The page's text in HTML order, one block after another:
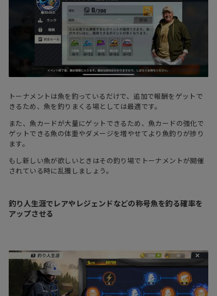
トーナメントは魚を釣っているだけで、追加で報酬をゲットで
きるため、魚を釣りまくる場としては最適です。
また、魚カードが大量にゲットできるため、魚カードの強化で
ゲットできる魚の体重やダメージを増やせてより魚釣りが捗り
ます。
もし新しい魚が欲しいときはその釣り場でトーナメントが開催
されている時に乱獲しましょう。
釣り人生涯でレアやレジェンドなどの称号魚を釣る確率を
アップさせる